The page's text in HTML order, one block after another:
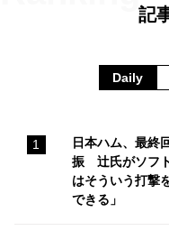
記
Daily
日本ハム、最終
振 辻氏がソフ
はそういう打撃
できる」